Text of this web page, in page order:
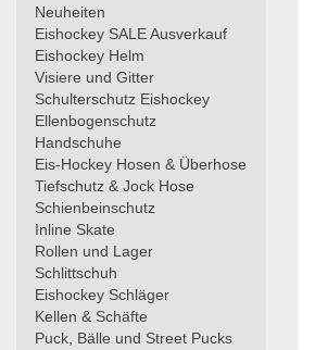
Neuheiten
Eishockey SALE Ausverkauf
Eishockey Helm
Visiere und Gitter
Schulterschutz Eishockey
Ellenbogenschutz
Handschuhe
Eis-Hockey Hosen & Überhose
Tiefschutz & Jock Hose
Schienbeinschutz
Inline Skate
Rollen und Lager
Schlittschuh
Eishockey Schläger
Kellen & Schäfte
Puck, Bälle und Street Pucks